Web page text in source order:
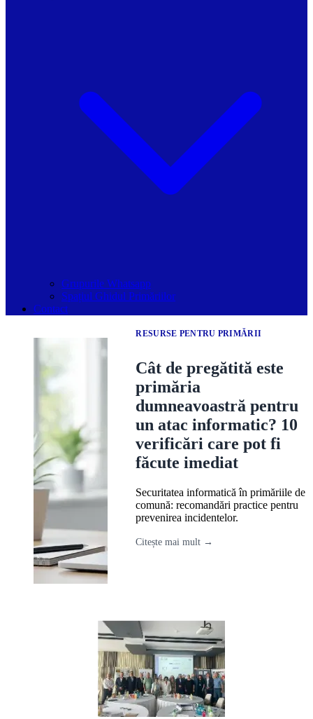
Grupurile Whatsapp
Spațiul Ghidul Primăriilor
Contact
RESURSE PENTRU PRIMĂRII
Cât de pregătită este
primăria
dumneavoastră pentru
un atac informatic? 10
verificări care pot fi
făcute imediat
Securitatea informatică în primăriile de
comună: recomandări practice pentru
prevenirea incidentelor.
Citește mai mult →